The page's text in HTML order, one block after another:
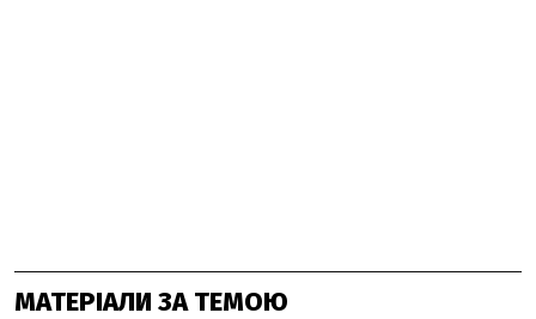
МАТЕРІАЛИ ЗА ТЕМОЮ